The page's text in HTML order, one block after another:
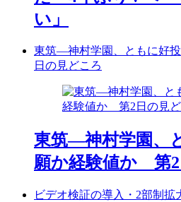
い」
東筑―神村学園、ともに好
日の見どころ
東筑―神村学園、
願か経験値か 第2
ビデオ検証の導入・2部制